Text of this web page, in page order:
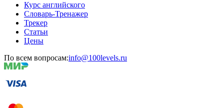
Курс английского
Словарь-Тренажер
Трекер
Статьи
Цены
По всем вопросам:info@100levels.ru